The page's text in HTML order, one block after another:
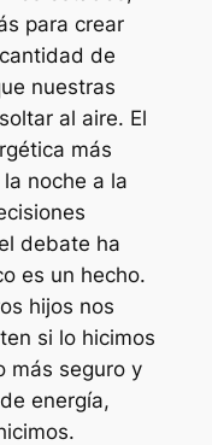
para crear
de
nuestras
al aire. El
más
noche a la
debate ha
es un hecho.
hijos nos
si lo hicimos
más seguro y
energía,